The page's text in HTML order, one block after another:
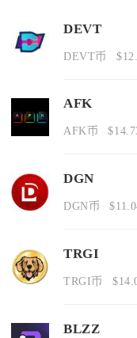
DEVT
DEVT币
AFK
AFK币
DGN
DGN币
TRGI
TRGI币
BLZZ